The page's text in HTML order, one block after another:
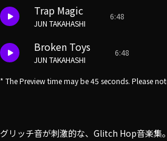
Trap Magic
JUN TAKAHASHI
6:48
Broken Toys
JUN TAKAHASHI
6:48
* The Preview time may be 45 seconds. Please
グリッチ音が刺激的な、Glitch Hop音楽集